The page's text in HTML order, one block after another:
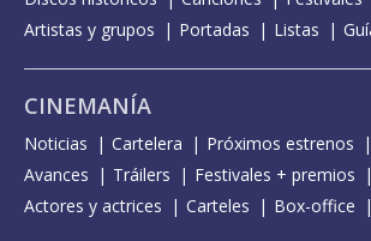
Artistas y grupos
Portadas Listas
CINEMANÍA
Noticias Cartelera Próximos estrenos
Avances
Tráilers
Festivales + premios
Actores y actrices
Carteles Box-office